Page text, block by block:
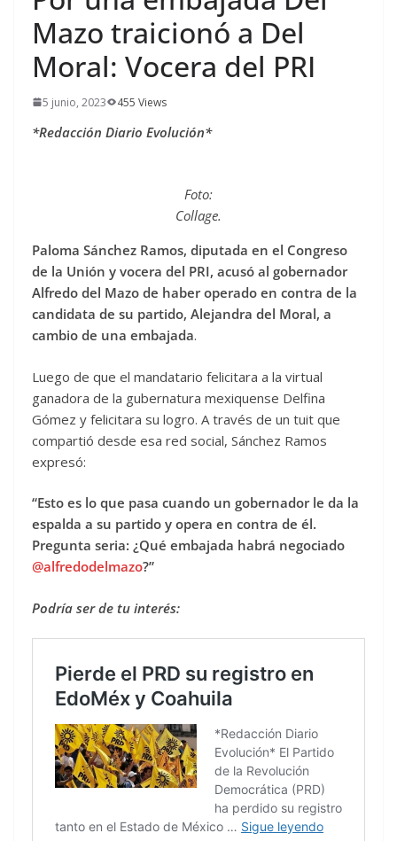
Mazo traicionó a Del
Moral: Vocera del PRI
5 junio, 2023 455 Views
*Redacción Diario Evolución*
Foto:
Collage.
Paloma Sánchez Ramos, diputada en el Congreso
de la Unión y vocera del PRI, acusó al gobernador
Alfredo del Mazo de haber operado en contra de la
candidata de su partido, Alejandra del Moral, a
cambio de una embajada.
Luego de que el mandatario felicitara a la virtual
ganadora de la gubernatura mexiquense Delfina
Gómez y felicitara su logro. A través de un tuit que
compartió desde esa red social, Sánchez Ramos
expresó:
“Esto es lo que pasa cuando un gobernador le da la
espalda a su partido y opera en contra de él.
Pregunta seria: ¿Qué embajada habrá negociado
@alfredodelmazo?”
Podría ser de tu interés: